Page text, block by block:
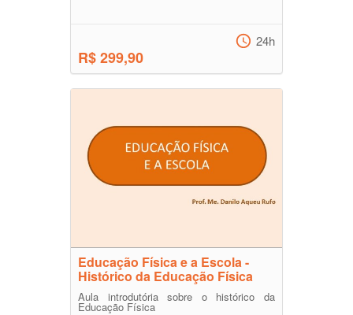
R$ 299,90
24h
Educação Física e a Escola -
Histórico da Educação Física
Aula introdutória sobre o histórico da
Educação Física